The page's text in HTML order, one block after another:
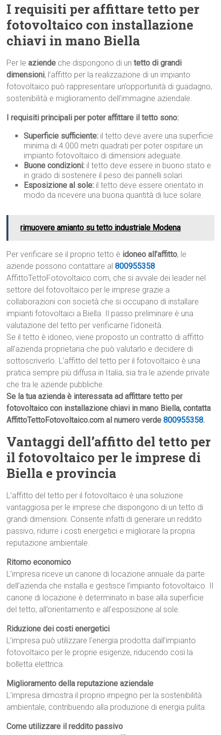
I requisiti per affittare tetto per
fotovoltaico con installazione
chiavi in mano Biella
Per leaziende che dispongono di untetto di grandi
dimensioni, l’affitto per la realizzazione di un impianto
fotovoltaico può rappresentare un’opportunità di guadagno,
sostenibilità e miglioramento dell’immagine aziendale.
I requisiti principali per poter affittare il tetto sono:
Superficie sufficiente: il tetto deve avere una superficie
minima di 4.000 metri quadrati per poter ospitare un
impianto fotovoltaico di dimensioni adeguate.
Buone condizioni: il tetto deve essere in buono stato e
in grado di sostenere il peso dei pannelli solari.
Esposizione al sole: il tetto deve essere orientato in
modo da ricevere una buona quantità di luce solare.
rimuovere amianto su tetto industriale Modena
Per verificare se il proprio tetto è idoneo all’affitto, le
aziende possono contattare al800955358
AffittoTettoFotovoltaico.com, che si avvale dei leader nel
settore del fotovoltaico per le imprese grazie a
collaborazioni con società che si occupano di installare
impianti fotovoltaici a Biella. Il passo preliminare è una
valutazione del tetto per verificarne l’idoneità.
Se il tetto è idoneo, viene proposto un contratto di affitto
all’azienda proprietaria che può valutarlo e decidere di
sottoscriverlo. L’affitto del tetto per il fotovoltaico è una
pratica sempre più diffusa in Italia, sia tra le aziende private
che tra le aziende pubbliche.
Se la tua azienda è interessata ad affittare tetto per
fotovoltaico con installazione chiavi in mano Biella, contatta
AffittoTettoFotovoltaico.com al numero verde800955358.
Vantaggi dell’affitto del tetto per
il fotovoltaico per le imprese di
Biella e provincia
L’affitto del tetto per il fotovoltaico è una soluzione
vantaggiosa per le imprese che dispongono di un tetto di
grandi dimensioni. Consente infatti di generare un reddito
passivo, ridurre i costi energetici e migliorare la propria
reputazione ambientale.
Ritorno economico
L’impresa riceve un canone di locazione annuale da parte
dell’azienda che installa e gestisce l’impianto fotovoltaico. Il
canone di locazione è determinato in base alla superficie
del tetto, all’orientamento e all’esposizione al sole.
Riduzione dei costi energetici
L’impresa può utilizzare l’energia prodotta dall’impianto
fotovoltaico per le proprie esigenze, riducendo così la
bolletta elettrica.
Miglioramento della reputazione aziendale
L’impresa dimostra il proprio impegno per la sostenibilità
ambientale, contribuendo alla produzione di energia pulita.
Come utilizzare il reddito passivo